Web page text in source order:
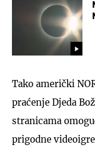
Tako američki
praćenje Djeda
stranicama
prigodne